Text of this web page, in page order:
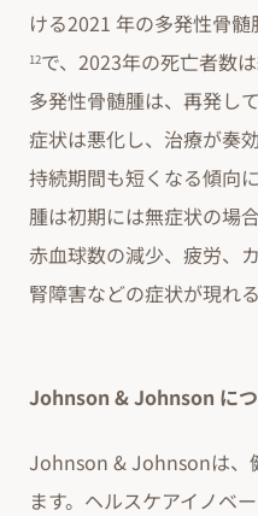
ける2021 年の多発性骨
12で、2023年の死亡者数
多発性骨髄腫は、再発し
症状は悪化し、治療が奏
持続期間も短くなる傾向
腫は初期には無症状の場
赤血球数の減少、疲労、
腎障害などの症状が現れ
Johnson & Johnson に
Johnson & Johnsonは、
ます。ヘルスケアイノベ